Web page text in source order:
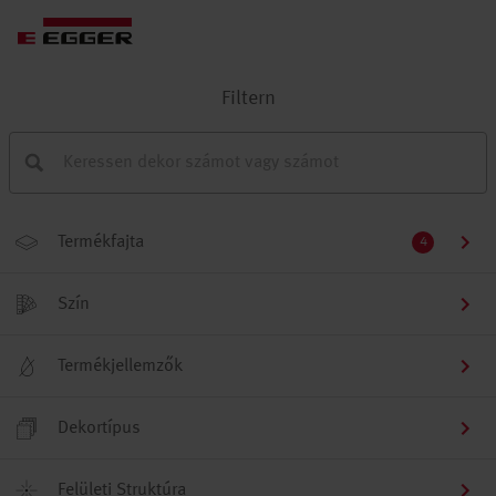
Filtern
Termékfajta 4
Szín
Termékjellemzők
Dekortípus
Felületi Struktúra